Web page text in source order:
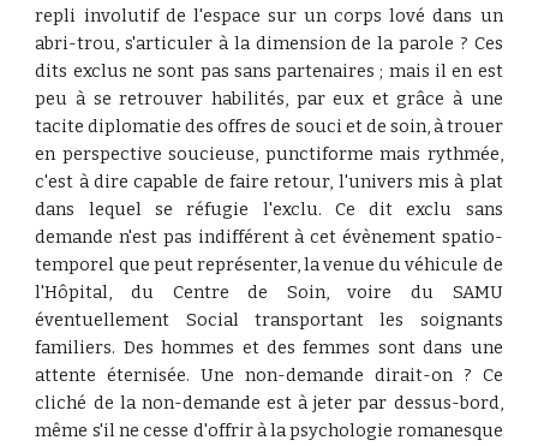
repli involutif de l'espace sur un corps lové dans un
abri-trou, s'articuler à la dimension de la parole ? Ces
dits exclus ne sont pas sans partenaires ; mais il en est
peu à se retrouver habilités, par eux et grâce à une
tacite diplomatie des offres de souci et de soin, à trouer
en perspective soucieuse, punctiforme mais rythmée,
c'est à dire capable de faire retour, l'univers mis à plat
dans lequel se réfugie l'exclu. Ce dit exclu sans
demande n'est pas indifférent à cet évènement spatio-
temporel que peut représenter, la venue du véhicule de
l'Hôpital, du Centre de Soin, voire du SAMU
éventuellement Social transportant les soignants
familiers. Des hommes et des femmes sont dans une
attente éternisée. Une non-demande dirait-on ? Ce
cliché de la non-demande est à jeter par dessus-bord,
même s'il ne cesse d'offrir à la psychologie romanesque